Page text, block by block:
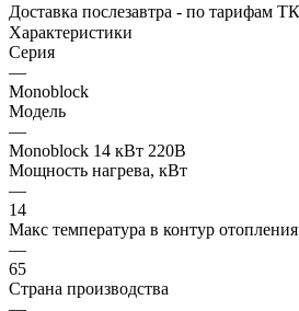
Доставка послезавтра - по тарифам
Характеристики
Серия
—
Monoblock
Модель
—
Monoblock 14 кВт 220В
Мощность нагрева, кВт
—
14
Макс температура в контур отопления
—
65
Страна производства